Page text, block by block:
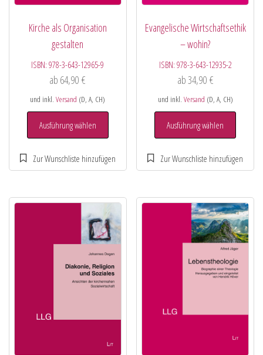
Kirche als Organisation
gestalten
ISBN:978-3-643-12965-9
ab 64,90€
und inkl.Versand (D, A, CH)
Ausführung wählen
Evangelische Wirtschaftsethik
– wohin?
ISBN: 978-3-643-12935-2
ab34,90 €
und inkl. Versand (D, A, CH)
Ausführung wählen